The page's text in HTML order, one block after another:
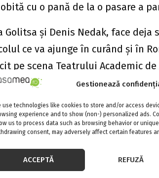
Gestionează
use technologies like cookies to store and/or access
experience and to show (non-) personalized ads.
us to process data such as browsing behavior or
consent, may adversely affect certain features
ACCEPTĂ REFUZĂ
cu o pană de la o pasare a
şi Denis Nedak, face deja
ce va ajunge în curând şi în
pe scena Teatrului Academic de
aplauze “la scenă deschisă.”
ale Olgai Golitsa, puse în
din Actul şi de celebrul "Pas
Denis Nedak a impresionat în
excelând în rolul Prinţului
roluri ale baletului clasic